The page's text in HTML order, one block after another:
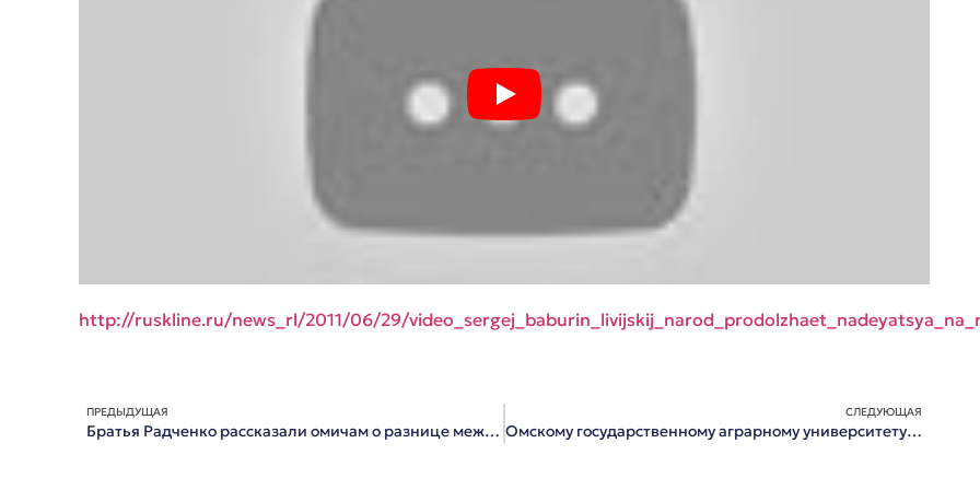
http://ruskline.ru/news_rl/2011/06/29/
ПРЕДЫДУЩАЯ
Братья Радченко рассказали омичам о разнице между хохлами и украинцами
СЛЕДУЮЩАЯ
Омскому государственному аграрному университету присвоено имя Петра Столыпина